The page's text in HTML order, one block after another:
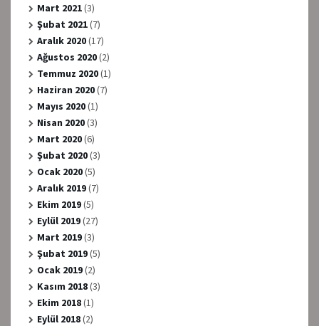
Mart 2021(3)
Şubat 2021(7)
Aralık 2020(17)
Ağustos 2020(2)
Temmuz 2020(1)
Haziran 2020(7)
Mayıs 2020(1)
Nisan 2020(3)
Mart 2020(6)
Şubat 2020(3)
Ocak 2020(5)
Aralık 2019(7)
Ekim 2019(5)
Eylül 2019(27)
Mart 2019(3)
Şubat 2019(5)
Ocak 2019(2)
Kasım 2018(3)
Ekim 2018(1)
Eylül 2018(2)